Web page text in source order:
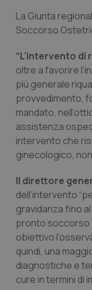
La Giunta
Soccorso
“L’intervento
oltre a favorire
più generale
provvedimento,
mandato,
assistenza
intervento che
ginecologico,
Il direttore
dell’intervento
gravidanza fino
pronto soccorso
obiettivo
quindi, una
diagnostiche e
cure in termini di